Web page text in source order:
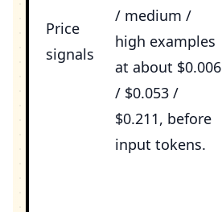
Price
signals
/ medium /
high examples
at about $0.006
/ $0.053 /
$0.211, before
input tokens.